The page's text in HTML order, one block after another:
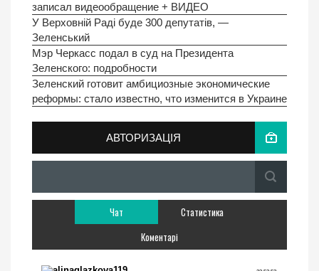
записал видеообращение + ВИДЕО
У Верховній Раді буде 300 депутатів, —
Зеленський
Мэр Черкасс подал в суд на Президента
Зеленского: подробности
Зеленский готовит амбициозные экономические
реформы: стало известно, что изменится в Украине
АВТОРИЗАЦІЯ
Чат
Статистика
Коментарі